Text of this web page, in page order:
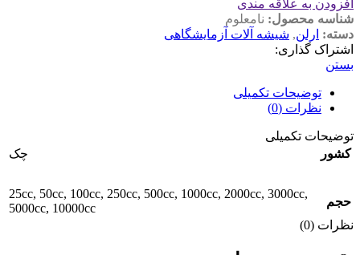
افزودن به علاقه مندی
شناسه محصول: نامعلوم
دسته: ارلن, شیشه آلات آزمایشگاهی
اشتراک گذاری:
بستن
توضیحات تکمیلی
نظرات (0)
توضیحات تکمیلی
کشور
چک
حجم
25cc, 50cc, 100cc, 250cc, 500cc, 1000cc, 2000cc, 3000cc,
5000cc, 10000cc
نظرات (0)